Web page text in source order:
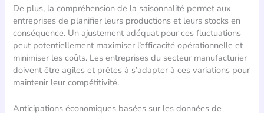
De plus, la compréhension de la saisonnalité permet aux
entreprises de planifier leurs productions et leurs stocks en
conséquence. Un ajustement adéquat pour ces fluctuations
peut potentiellement maximiser l’efficacité opérationnelle et
minimiser les coûts. Les entreprises du secteur manufacturier
doivent être agiles et prêtes à s’adapter à ces variations pour
maintenir leur compétitivité.
Anticipations économiques basées sur les données de